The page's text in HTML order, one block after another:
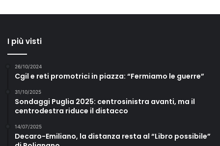
I più visti
26/10/2024
Cgil e reti promotrici in piazza: “Fermiamo le guerre”
31/10/2025
Sondaggi Puglia 2025: centrosinistra avanti, ma il
centrodestra riduce il distacco
14/07/2025
Decaro-Emiliano, la distanza resta al “Libro possibile”